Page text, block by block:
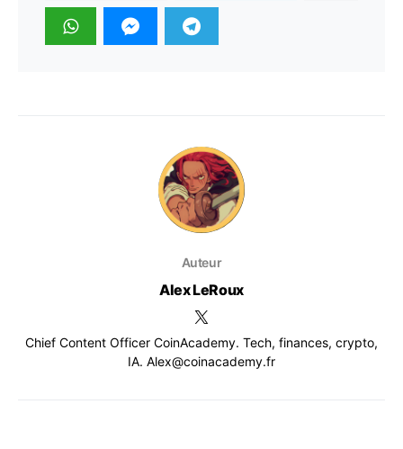
Auteur
Alex LeRoux
Chief Content Officer CoinAcademy. Tech, finances, crypto,
IA. Alex@coinacademy.fr